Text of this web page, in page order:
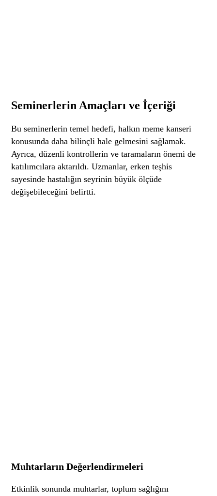
Seminerlerin Amaçları ve İçeriği
Bu seminerlerin temel hedefi, halkın meme kanseri
konusunda daha bilinçli hale gelmesini sağlamak.
Ayrıca, düzenli kontrollerin ve taramaların önemi de
katılımcılara aktarıldı. Uzmanlar, erken teşhis
sayesinde hastalığın seyrinin büyük ölçüde
değişebileceğini belirtti.
Muhtarların Değerlendirmeleri
Etkinlik sonunda muhtarlar, toplum sağlığını